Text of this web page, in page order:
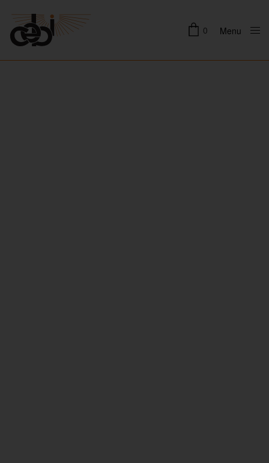
0 Menu